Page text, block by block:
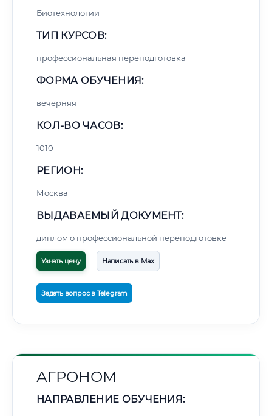
Биотехнологии
ТИП КУРСОВ:
профессиональная переподготовка
ФОРМА ОБУЧЕНИЯ:
вечерняя
КОЛ-ВО ЧАСОВ:
1010
РЕГИОН:
Москва
ВЫДАВАЕМЫЙ ДОКУМЕНТ:
диплом о профессиональной переподготовке
Узнать цену Написать в Max
Задать вопрос в Telegram
АГРОНОМ
НАПРАВЛЕНИЕ ОБУЧЕНИЯ: